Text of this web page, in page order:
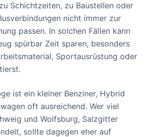
Schichtzeiten, zu Baustellen oder
nicht immer zur
passen. In solchen Fällen kann
spürbar Zeit sparen, besonders
Sportausrüstung oder
ist ein kleiner Benziner, Hybrid
oft ausreichend. Wer viel
und Wolfsburg, Salzgitter
sollte dagegen eher auf